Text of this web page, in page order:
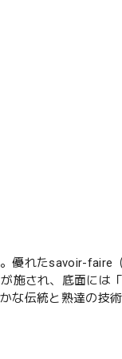
優れたsavoir-faire
施され、底面には
な伝統と熟達の技